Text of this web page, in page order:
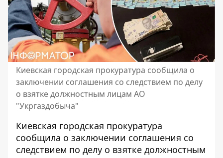
Киевская городская прокуратура сообщила о
заключении соглашения со следствием по делу
о взятке должностным лицам АО
"Укргаздобыча"
Киевская городская прокуратура
сообщила о заключении соглашения со
следствием по делу о взятке должностным